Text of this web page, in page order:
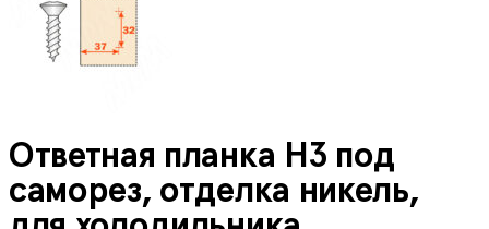
Ответная планка Н3 под
саморез, отделка никель,